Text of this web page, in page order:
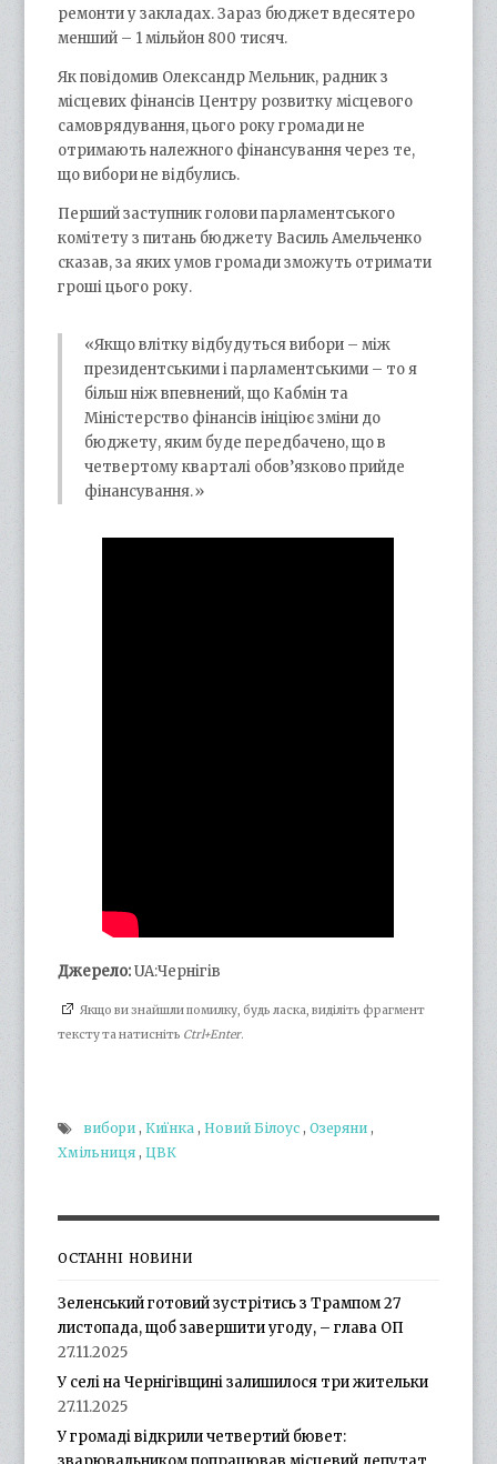
ремонти у закладах. Зараз бюджет вдесятеро
менший – 1 мільйон 800 тисяч.
Як повідомив Олександр Мельник, радник з
місцевих фінансів Центру розвитку місцевого
самоврядування, цього року громади не
отримають належного фінансування через те,
що вибори не відбулись.
Перший заступник голови парламентського
комітету з питань бюджету Василь Амельченко
сказав, за яких умов громади зможуть отримати
гроші цього року.
«Якщо влітку відбудуться вибори – між
президентськими і парламентськими – то я
більш ніж впевнений, що Кабмін та
Міністерство фінансів ініціює зміни до
бюджету, яким буде передбачено, що в
четвертому кварталі обов’язково прийде
фінансування.»
Джерело:UA:Чернігів
Якщо ви знайшли помилку, будь ласка, виділіть фрагмент
тексту та натисніть Ctrl+Enter.
вибори ,Киїнка ,Новий Білоус ,Озеряни ,
Хмільниця ,ЦВК
ОСТАННІ НОВИНИ
Зеленський готовий зустрітись з Трампом 27
листопада, щоб завершити угоду, – глава ОП
27.11.2025
У селі на Чернігівщині залишилося три жительки
27.11.2025
У громаді відкрили четвертий бювет: